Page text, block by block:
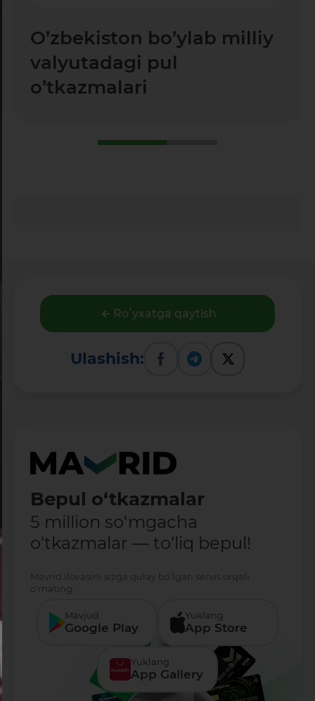
O’zbekiston bo’ylab milliy
valyutadagi pul
o’tkazmalari
Roʻyxatga qaytish
Ulashish:
Bepul o‘tkazmalar
5 million so‘mgacha
o‘tkazmalar — to‘liq bepul!
Mavrid ilovasini sizga qulay bo‘lgan servis orqali
o‘rnating:
Mavjud
Google Play
Yuklang
App Store
Yuklang
App Gallery